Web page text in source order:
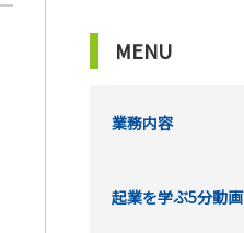
MENU
業務内容
起業を学ぶ5分動画